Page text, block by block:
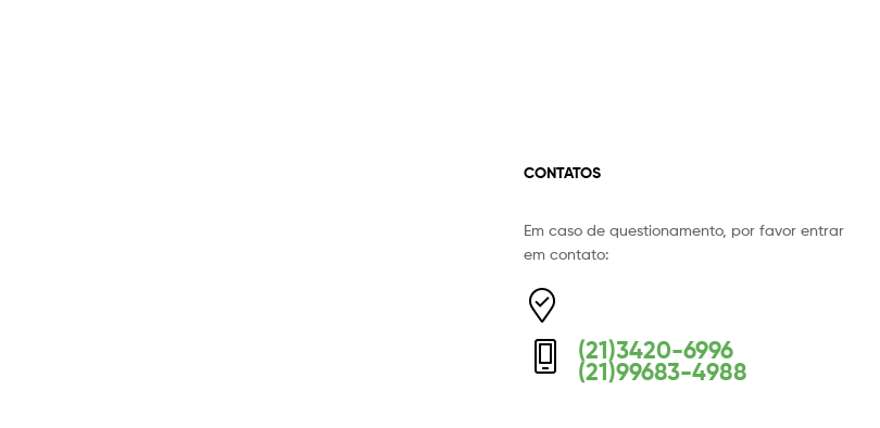
Equipe Mermaid
Responderemos o mais breve possível
CONTATOS
Em caso de questionamento, por favor entrar
em contato:
(21)3420-6996
(21)99683-4988